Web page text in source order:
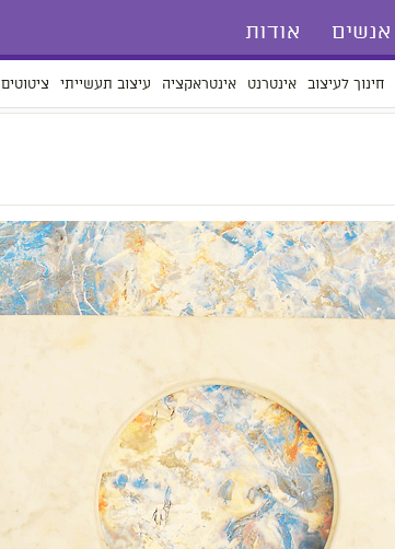
אנשים אודות
חינוך לעיצוב אינטרנט אינטראקציה עיצוב תעשייתי ציטוטים